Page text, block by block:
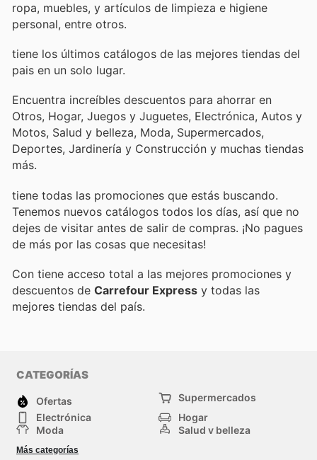
ropa, muebles, y artículos de limpieza e higiene
personal, entre otros.
tiene los últimos catálogos de las mejores tiendas del
pais en un solo lugar.
Encuentra increíbles descuentos para ahorrar en
Otros, Hogar, Juegos y Juguetes, Electrónica, Autos y
Motos, Salud y belleza, Moda, Supermercados,
Deportes, Jardinería y Construcción y muchas tiendas
más.
tiene todas las promociones que estás buscando.
Tenemos nuevos catálogos todos los días, así que no
dejes de visitar antes de salir de compras. ¡No pagues
de más por las cosas que necesitas!
Con tiene acceso total a las mejores promociones y
descuentos de Carrefour Express y todas las
mejores tiendas del país.
CATEGORÍAS
Ofertas
Supermercados
Electrónica
Hogar
Moda
Salud y belleza
Deportes
Más categorías